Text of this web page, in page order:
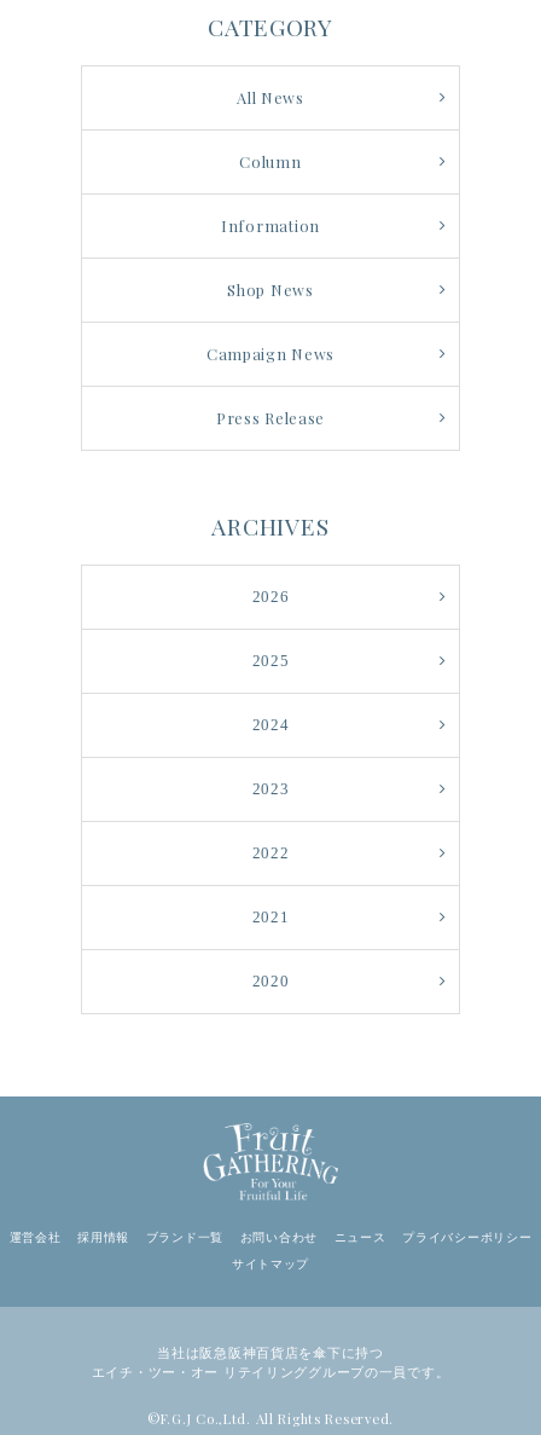
CATEGORY
All News
Column
Information
Shop News
Campaign News
Press Release
ARCHIVES
2026
2025
2024
2023
2022
2021
2020
運営会社 採用情報 ブランド一覧 お問い合わせ ニュース
プライバシーポリシー
サイトマップ
当社は阪急阪神百貨店を傘下に持つ
エイチ・ツー・オー リテイリンググループの一員です。
©F.G.J Co.,Ltd. All Rights Reserved.